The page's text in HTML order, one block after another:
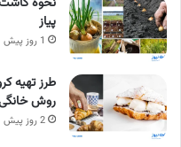
پیاز
1 روز پیش
طرز تهیه
روش
2 روز پیش